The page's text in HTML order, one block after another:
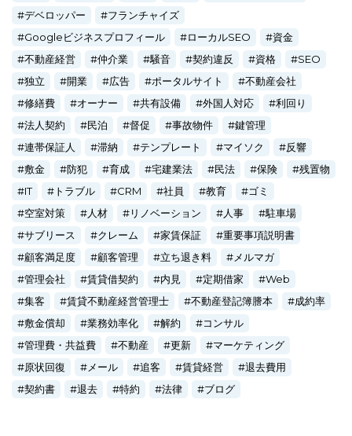
デベロッパー
フランチャイズ
Googleビジネスプロフィール
ローカルSEO
資金
不動産経営
仲介業 騒音 契約違反 資格
SEO
独立
開業 広告 ポータルサイト
不動産会社
修繕費
オーナー 共有設備 外国人対応
利回り
法人契約
民泊 督促 事故物件
鍵管理
連帯保証人
滞納 テンプレート マイソク
反響
敷金
防犯 育成 宅建業法 民法 保険
残置物
IT
トラブル CRM 社員 教育
ゴミ
空室対策
人材 リノベーション 人事
駐車場
サブリース
クレーム 家賃保証
重要事項説明書
顧客満足度
顧客管理 立ち退き料
メルマガ
管理会社
賃貸借契約 内見 定期借家
Web
集客
賃貸不動産経営管理士 不動産登記簿謄本
成約率
敷金償却
業務効率化 解約
コンサル
管理費・共益費
不動産 更新
マーケティング
原状回復
メール 追客 賃貸経営
退去費用
契約書
退去 特約 法律 ブログ